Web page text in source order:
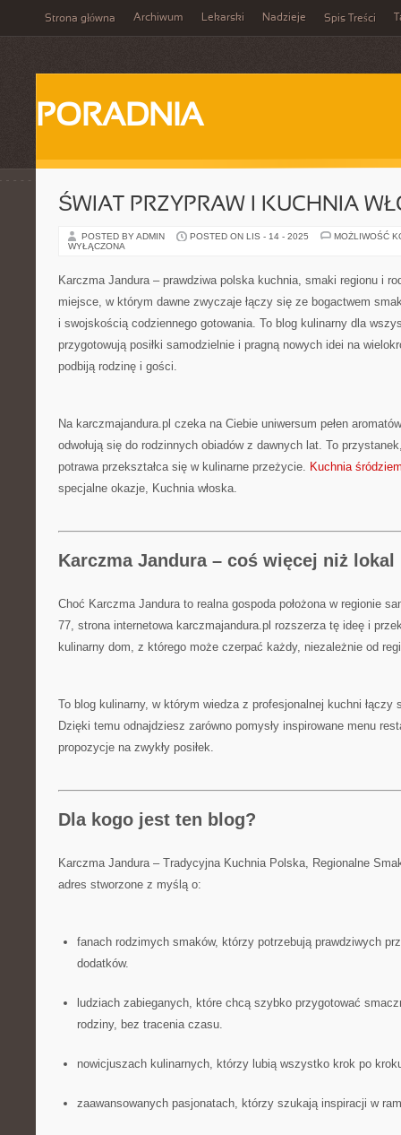
Strona główna Archiwum Lekarski Nadzieje Spis Treści
PORADNIA
ŚWIAT PRZYPRAW I KUCHNIA
POSTED BY ADMIN POSTED ON LIS - 14 - 2025
MOŻLIWOŚĆ
WYŁĄCZONA
Karczma Jandura – prawdziwa polska kuchnia, smaki regionu i
miejsce, w którym dawne zwyczaje łączy się ze bogactwem
i swojskością codziennego gotowania. To blog kulinarny dla
przygotowują posiłki samodzielnie i pragną nowych idei na
podbiją rodzinę i gości.
Na karczmajandura.pl czeka na Ciebie uniwersum pełen
odwołują się do rodzinnych obiadów z dawnych lat. To
potrawa przekształca się w kulinarne przeżycie. Kuchnia
specjalne okazje, Kuchnia włoska.
Karczma Jandura – coś więcej niż lokal
Choć Karczma Jandura to realna gospoda położona w regionie
77, strona internetowa karczmajandura.pl rozszerza tę ideę i
kulinarny dom, z którego może czerpać każdy, niezależnie od
To blog kulinarny, w którym wiedza z profesjonalnej kuchni
Dzięki temu odnajdziesz zarówno pomysły inspirowane menu
propozycje na zwykły posiłek.
Dla kogo jest ten blog?
Karczma Jandura – Tradycyjna Kuchnia Polska, Regionalne
adres stworzone z myślą o:
fanach rodzimych smaków, którzy potrzebują prawdziwych
dodatków.
ludziach zabieganych, które chcą szybko przygotować
rodziny, bez tracenia czasu.
nowicjuszach kulinarnych, którzy lubią wszystko krok po
zaawansowanych pasjonatach, którzy szukają inspiracji w